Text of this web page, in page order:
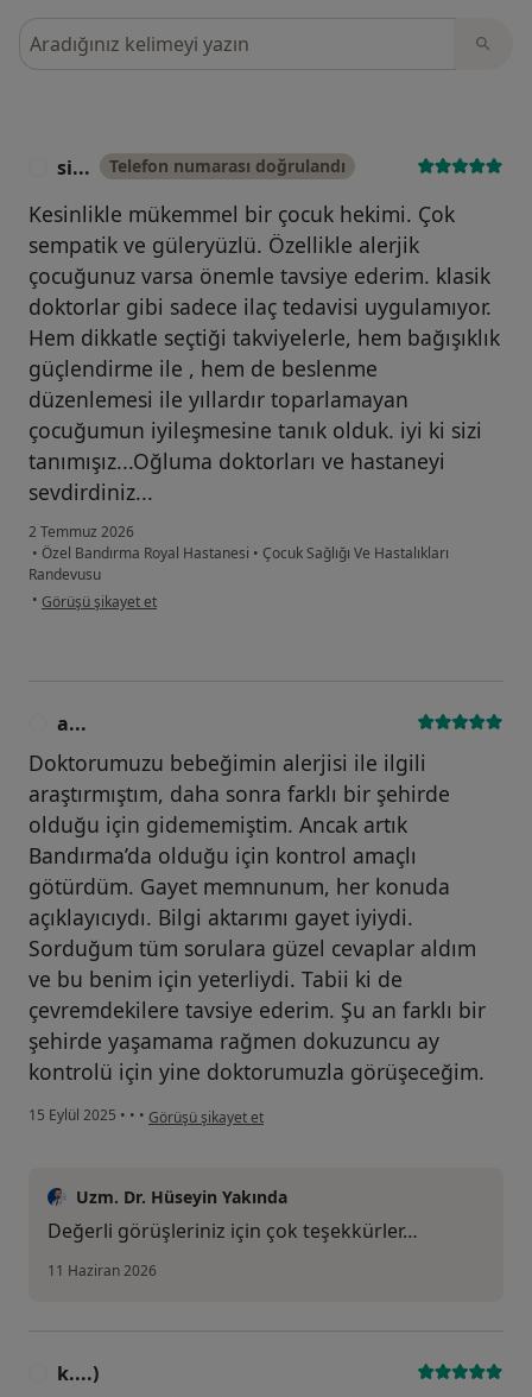
Görüşler içerisinde ara
si... Telefon numarası doğrulandı
Kesinlikle mükemmel bir çocuk hekimi. Çok
sempatik ve güleryüzlü. Özellikle alerjik
çocuğunuz varsa önemle tavsiye ederim. klasik
doktorlar gibi sadece ilaç tedavisi uygulamıyor.
Hem dikkatle seçtiği takviyelerle, hem bağışıklık
güçlendirme ile , hem de beslenme
düzenlemesi ile yıllardır toparlamayan
çocuğumun iyileşmesine tanık olduk. iyi ki sizi
tanımışız...Oğluma doktorları ve hastaneyi
sevdirdiniz...
2 Temmuz 2026
• Özel Bandırma Royal Hastanesi • Çocuk Sağlığı Ve Hastalıkları
Randevusu
• kullanıcının görüşüne göre si...
Görüşü şikayet et
a...
Doktorumuzu bebeğimin alerjisi ile ilgili
araştırmıştım, daha sonra farklı bir şehirde
olduğu için gidememiştim. Ancak artık
Bandırma’da olduğu için kontrol amaçlı
götürdüm. Gayet memnunum, her konuda
açıklayıcıydı. Bilgi aktarımı gayet iyiydi.
Sorduğum tüm sorulara güzel cevaplar aldım
ve bu benim için yeterliydi. Tabii ki de
çevremdekilere tavsiye ederim. Şu an farklı bir
şehirde yaşamama rağmen dokuzuncu ay
kontrolü için yine doktorumuzla görüşeceğim.
15 Eylül 2025 • • • kullanıcının görüşüne göre a...
Görüşü şikayet et
Uzm. Dr. Hüseyin Yakında
Değerli görüşleriniz için çok teşekkürler…
11 Haziran 2026
k....)